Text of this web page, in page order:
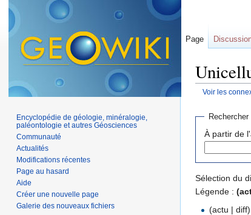
Voir les
À partir de
Sélection du
Légende :
(actu | diff)
Page
Encyclopédie de géologie, minéralogie,
paléontologie et autres Géosciences
Communauté
Actualités
Modifications récentes
Page au hasard
Aide
Créer une nouvelle page
Galerie des nouveaux fichiers